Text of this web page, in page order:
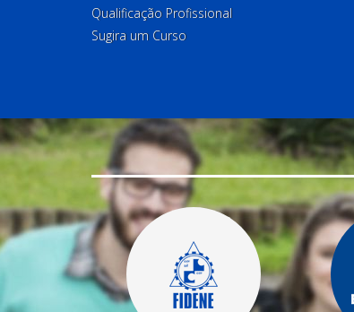
Qualificação Profissional
Sugira um Curso